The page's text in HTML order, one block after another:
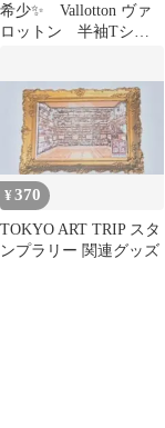
希少✨ Vallotton ヴァ
ロットン 半袖Tシャ
¥370
TOKYO ART TRIP スタ
ンプラリー 関連グッズ